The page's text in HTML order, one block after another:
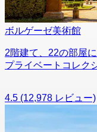
ボルゲーゼ美術館
2階建て、22の部屋
プライベートコレク
4.5 (12,978 レビュー)